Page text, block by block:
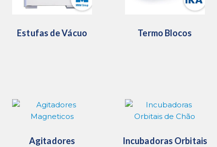
Estufas de Vácuo Termo Blocos
Agitadores
Incubadoras Orbitais